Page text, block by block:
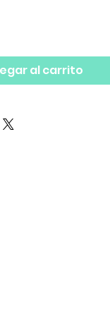
al carrito